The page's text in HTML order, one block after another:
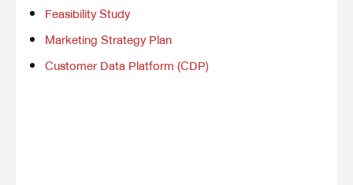
Feasibility Study
Marketing Strategy Plan
Customer Data Platform (CDP)